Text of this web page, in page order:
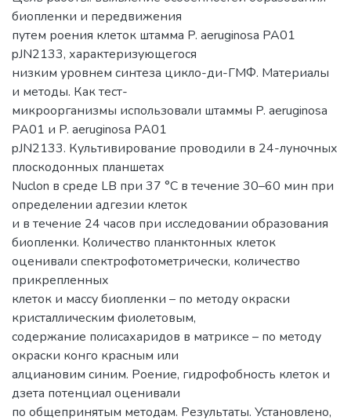
биопленки и передвижения
путем роения клеток штамма P. aeruginosa PA01
pJN2133, характеризующегося
низким уровнем синтеза цикло-ди-ГМФ. Материалы
и методы. Как тест-
микроорганизмы использовали штаммы P. aeruginosa
PA01 и P. aeruginosa PA01
pJN2133. Культивирование проводили в 24-луночных
плоскодонных планшетах
Nuclon в среде LB при 37 °С в течение 30–60 мин при
определении адгезии клеток
и в течение 24 часов при исследовании образования
биопленки. Количество планктонных клеток
оценивали спектрофотометрически, количество
прикрепленных
клеток и массу биопленки – по методу окраски
кристаллическим фиолетовым,
содержание полисахаридов в матриксе – по методу
окраски конго красным или
алциановим синим. Роение, гидрофобность клеток и
дзета потенциал оценивали
по общепринятым методам. Результаты. Установлено,